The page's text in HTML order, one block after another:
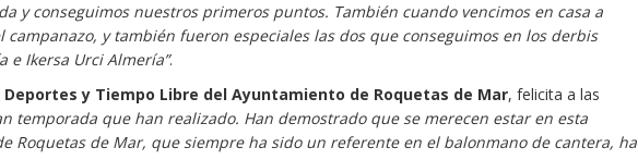
y conseguimos nuestros primeros puntos. También cuando vencimos en casa a
campanazo, y también fueron especiales las dos que conseguimos en los derbis
e Ikersa Urci Almería”.
Deportes y Tiempo Libre del Ayuntamiento de Roquetas de Mar, felicita a las
temporada que han realizado. Han demostrado que se merecen estar en esta
Roquetas de Mar, que siempre ha sido un referente en el balonmano de cantera, ha